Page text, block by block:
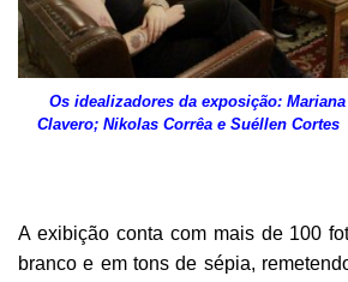
Os idealizadores da exposição:
Clavero; Nikolas Corrêa e Suéllen
A exibição conta com mais de 100
branco e em tons de sépia,